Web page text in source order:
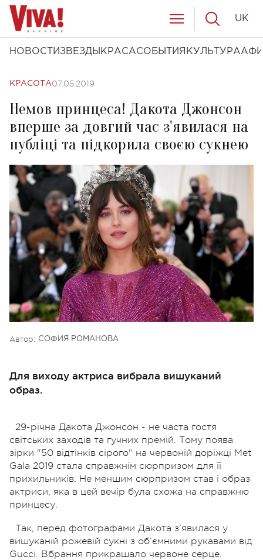
НОВОСТИ ЗВЕЗДЫ КРАСАСОБЫТИЯ КУЛЬТУРА
UK
КРАСОТА07.05.2019
Немов принцеса! Дакота Джонсон
вперше за довгий час з'явилася на
публіці та підкорила своєю сукнею
Автор: СОФИЯ РОМАНОВА
Для виходу актриса вибрала вишуканий
образ.
29-річна Дакота Джонсон - не часта гостя
світських заходів та гучних премій. Тому поява
зірки "50 відтінків сірого" на червоній доріжці Met
Gala 2019 стала справжнім сюрпризом для її
прихильників. Не меншим сюрпризом став і образ
актриси, яка в цей вечір була схожа на справжню
принцесу.
Так, перед фотографами Дакота з'явилася у
вишуканій рожевій сукні з об’ємними рукавами від
Gucci. Вбрання прикрашало червоне серце.